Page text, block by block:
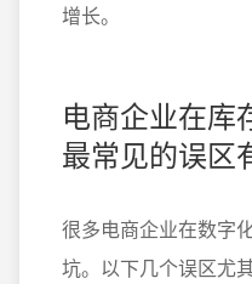
增长。
电商企业在库
最常见的误区
很多电商企业在数字
坑。以下几个误区尤